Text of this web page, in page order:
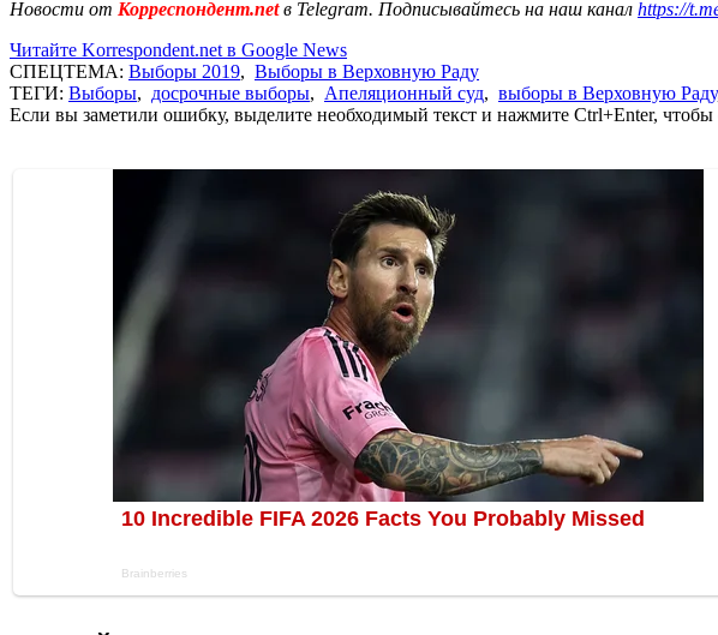
Новости от Корреспондент.netв Telegram. Подписывайтесь на наш канал https://
Читайте Korrespondent.net в Google News
СПЕЦТЕМА: Выборы 2019, Выборы в Верховную Раду
ТЕГИ: Выборы, досрочные выборы, Апеляционный суд, выборы в Верховную Раду
Если вы заметили ошибку, выделите необходимый текст и нажмите Ctrl+Enter,